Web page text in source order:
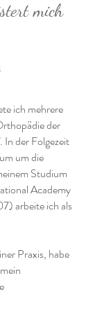
ich mehrere
der
der Folgezeit
um die
Studium
Academy
arbeite ich als
Praxis, habe
mich